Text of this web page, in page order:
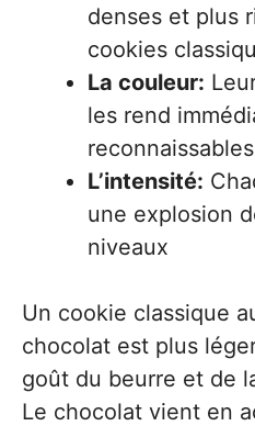
denses et plus
cookies
La couleur:
les rend
reconnaissables
L’intensité:
une explosion
niveaux
Un cookie classique
chocolat est plus
goût du beurre et de
Le chocolat vient en